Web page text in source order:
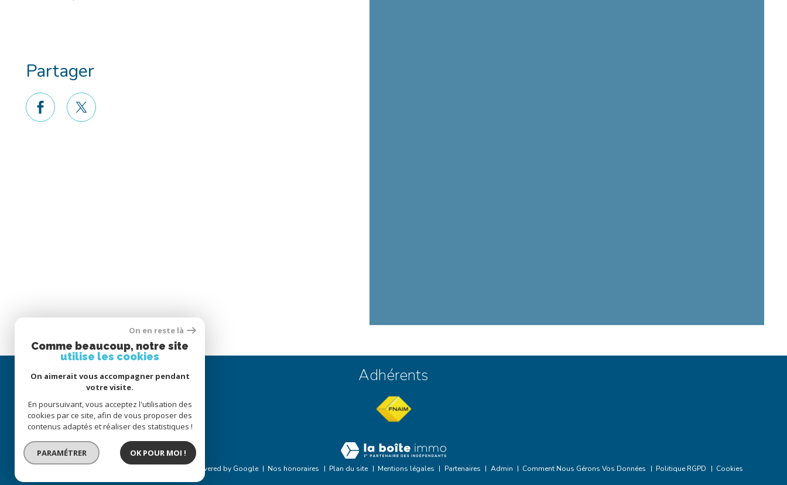
Partager
facebooktwitter
Adhérents
Traduction powered by Google Nos honoraires Plan du site Mentions légales Partenaires Admin Comment Nous Gérons Vos Données Politique RGPD Cookies
On en reste là
Comme beaucoup, notre site
utilise les cookies
On aimerait vous accompagner pendant
votre visite.
En poursuivant, vous acceptez l'utilisation des
cookies par ce site, afin de vous proposer des
contenus adaptés et réaliser des statistiques !
PARAMÉTRER OK POUR MOI !